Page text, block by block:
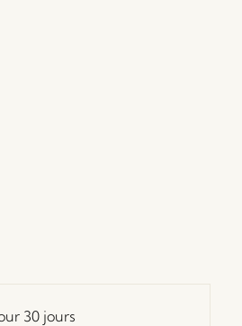
30 jours